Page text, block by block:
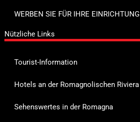
WERBEN SIE FÜR IHRE EINRICHTUNG
Nützliche Links
Tourist-Information
Hotels an der Romagnolischen Riviera
Sehenswertes in der Romagna